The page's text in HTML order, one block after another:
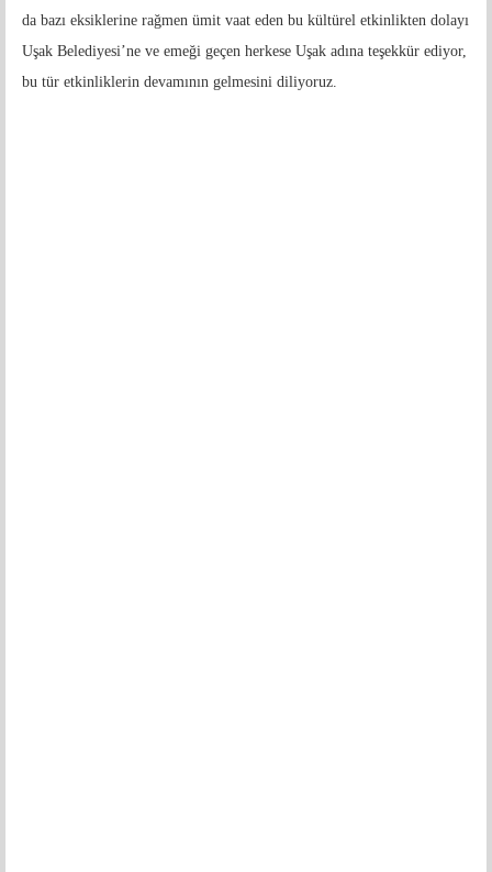
da bazı eksiklerine rağmen ümit vaat eden bu kültürel etkinlikten dolayı
Uşak Belediyesi’ne ve emeği geçen herkese Uşak adına teşekkür ediyor,
bu tür etkinliklerin devamının gelmesini diliyoruz.